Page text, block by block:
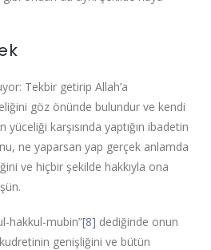
Tekbir getirip Allah’a
göz önünde bulundur ve kendi
karşısında yaptığın ibadetin
ne yaparsan yap gerçek anlamda
ve hiçbir şekilde hakkıyla ona
hakkul-mubin”[8] dediğinde onun
genişliğini ve bütün